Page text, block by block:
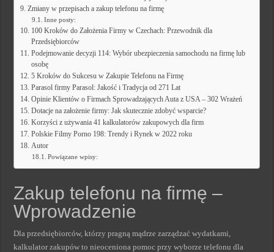
Zmiany w przepisach a zakup telefonu na firmę
Inne posty:
100 Kroków do Założenia Firmy w Czechach: Przewodnik dla
Przedsiębiorców
Podejmowanie decyzji 114: Wybór ubezpieczenia samochodu na firmę lub
osobę
5 Kroków do Sukcesu w Zakupie Telefonu na Firmę
Parasol firmy Parasol: Jakość i Tradycja od 271 Lat
Opinie Klientów o Firmach Sprowadzających Auta z USA – 302 Wrażeń
Dotacje na założenie firmy: Jak skutecznie zdobyć wsparcie?
Korzyści z używania 41 kalkulatorów zakupowych dla firm
Polskie Filmy Porno 198: Trendy i Rynek w 2022 roku
Autor
Powiązane wpisy:
Zakup telefonu na firmę –
Wprowadzenie
Dla przedsiębiorców, którzy pragną mądrze zarządzać wydatkami,
kalkulator zakupów to nieoceniona pomoc przy wyborze telefonu dla